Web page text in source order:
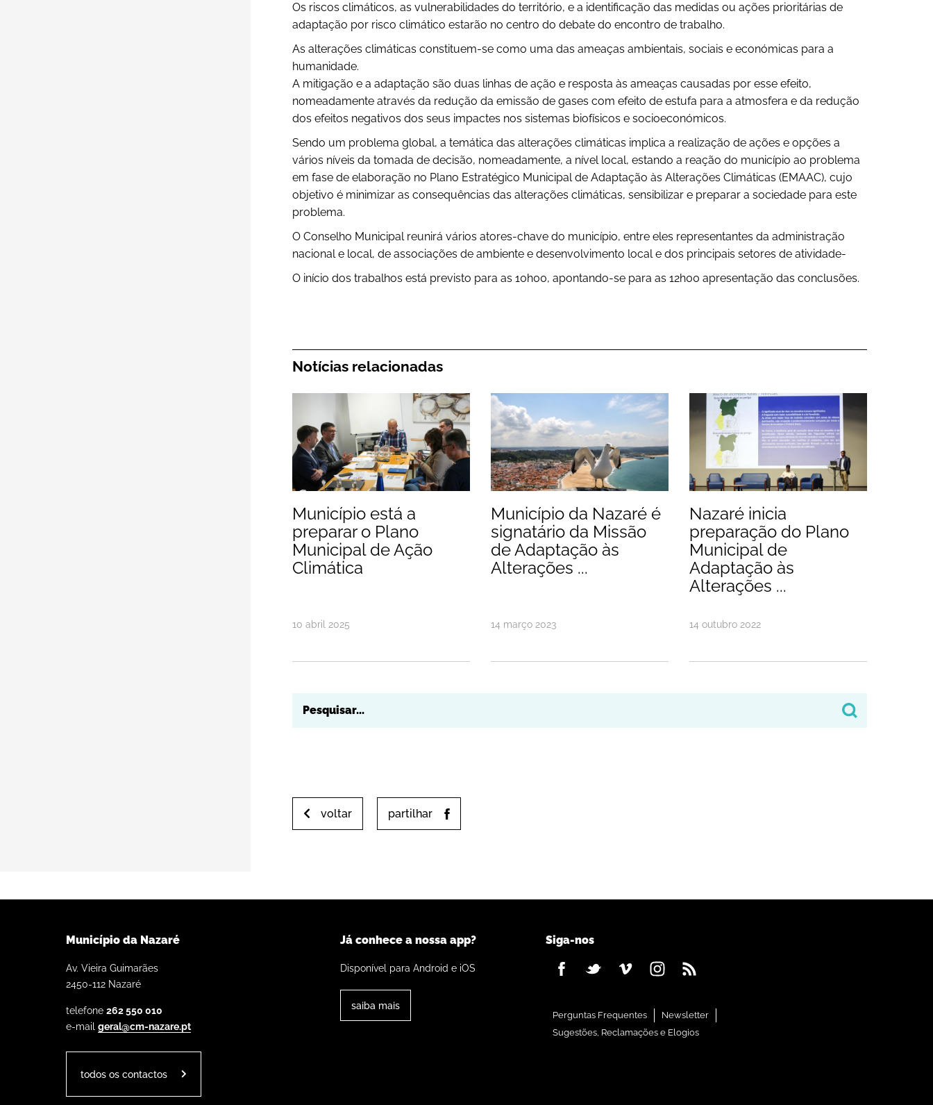
Os riscos climáticos, as vulnerabilidades do território, e a identificação das medidas ou ações prioritárias de
adaptação por risco climático estarão no centro do debate do encontro de trabalho.
As alterações climáticas constituem-se como uma das ameaças ambientais, sociais e económicas para a
humanidade.
A mitigação e a adaptação são duas linhas de ação e resposta às ameaças causadas por esse efeito,
nomeadamente através da redução da emissão de gases com efeito de estufa para a atmosfera e da redução
dos efeitos negativos dos seus impactes nos sistemas biofísicos e socioeconómicos.
Sendo um problema global, a temática das alterações climáticas implica a realização de ações e opções a
vários níveis da tomada de decisão, nomeadamente, a nível local, estando a reação do município ao problema
em fase de elaboração no Plano Estratégico Municipal de Adaptação às Alterações Climáticas (EMAAC), cujo
objetivo é minimizar as consequências das alterações climáticas, sensibilizar e preparar a sociedade para este
problema.
O Conselho Municipal reunirá vários atores-chave do município, entre eles representantes da administração
nacional e local, de associações de ambiente e desenvolvimento local e dos principais setores de atividade-
O início dos trabalhos está previsto para as 10h00, apontando-se para as 12h00 apresentação das conclusões.
Notícias relacionadas
Município está a preparar o Plano Municipal de Ação Climática
Município está a
preparar o Plano
Municipal de Ação
Climática
10 abril 2025
Município da Nazaré é signatário da Missão de
Município da Nazaré é
signatário da Missão
de Adaptação às
Alterações ...
14 março 2023
Nazaré inicia preparação do
Nazaré inicia
preparação do Plano
Municipal de
Adaptação às
Alterações ...
14 outubro 2022
voltar partilhar
Município da Nazaré
Av. Vieira Guimarães
2450-112 Nazaré
telefone 262 550 010
e-mail geral@cm-nazare.pt
todos os contactos
Já conhece a nossa app?
Disponível para Android e iOS
saiba mais
Siga-nos
Perguntas Frequentes
Newsletter
Sugestões, Reclamações e Elogios